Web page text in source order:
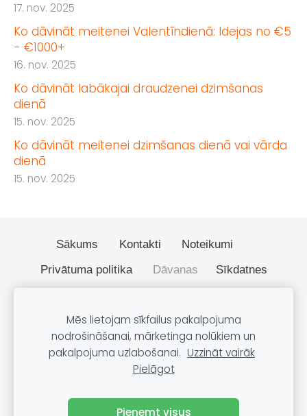
17. nov. 2025
Ko dāvināt meitenei Valentīndienā: Idejas no €5
- €1000+
16. nov. 2025
Ko dāvināt labākajai draudzenei dzimšanas
dienā
15. nov. 2025
Ko dāvināt meitenei dzimšanas dienā vai vārda
dienā
15. nov. 2025
Sākums Kontakti
Noteikumi
Privātuma politika
Dāvanas Sīkdatnes
🔒 Drošs SSL savienojums – jūsu dati ir aizsargāti.
Mēs lietojam sīkfailus pakalpojuma
nodrošināšanai, mārketinga nolūkiem un
pakalpojuma uzlabošanai. Uzzināt vairāk
Pielāgot
Pieņemt visus